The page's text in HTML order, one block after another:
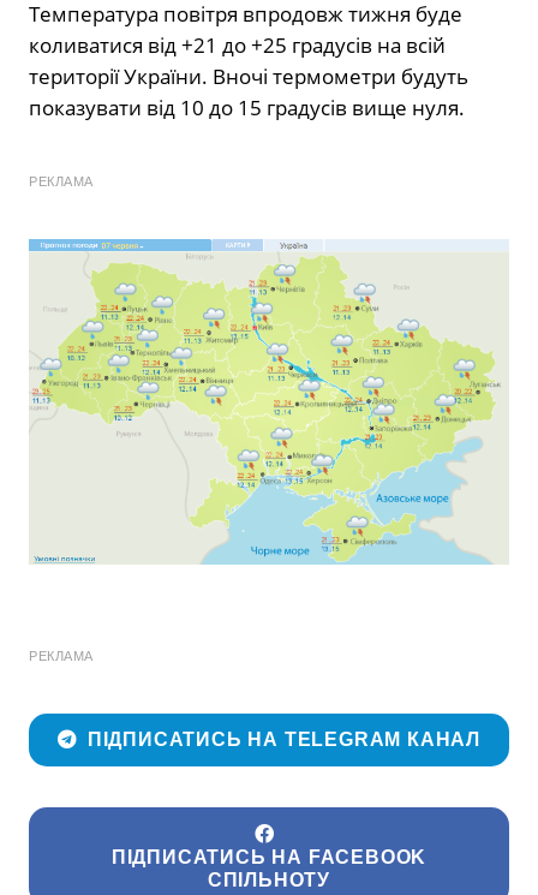
Температура повітря впродовж тижня буде
коливатися від +21 до +25 градусів на всій
території України. Вночі термометри будуть
показувати від 10 до 15 градусів вище нуля.
РЕКЛАМА
РЕКЛАМА
ПІДПИСАТИСЬ НА TELEGRAM КАНАЛ
ПІДПИСАТИСЬ НА FACEBOOK
СПІЛЬНОТУ